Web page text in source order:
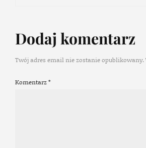
Dodaj komentarz
Twój adres email nie zostanie opublikowany.
Komentarz*